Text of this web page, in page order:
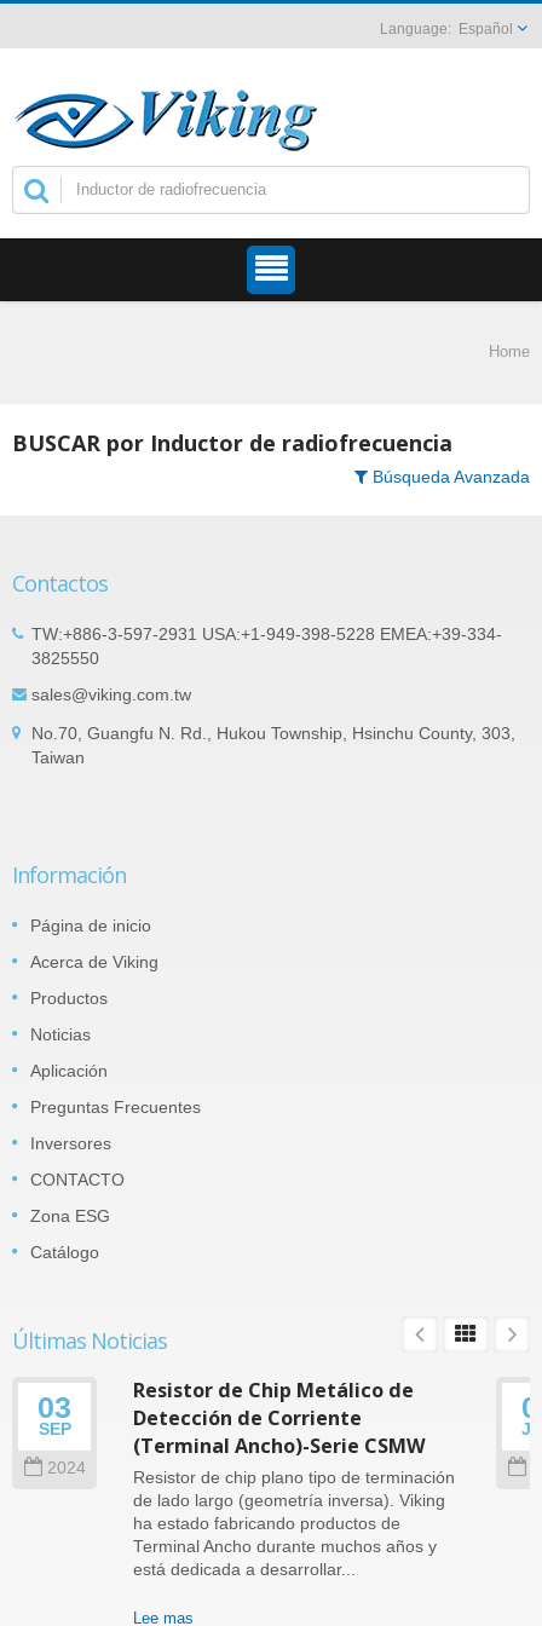
Español
Home
BUSCAR por Inductor de radiofrecuencia
Búsqueda Avanzada
Contactos
TW:+886-3-597-2931 USA:+1-949-398-5228 EMEA:+39-334-
3825550
sales@viking.com.tw
No.70, Guangfu N. Rd., Hukou Township, Hsinchu County, 303,
Taiwan
Información
Página de inicio
Acerca de Viking
Productos
Noticias
Aplicación
Preguntas Frecuentes
Inversores
CONTACTO
Zona ESG
Catálogo
Últimas Noticias
03
SEP
2024
Resistor de Chip Metálico de
Detección de Corriente
(Terminal Ancho)-Serie CSMW
Resistor de chip plano tipo de terminación
de lado largo (geometría inversa). Viking
ha estado fabricando productos de
Terminal Ancho durante muchos años y
está dedicada a desarrollar...
Lee mas